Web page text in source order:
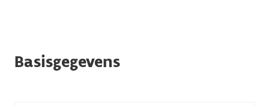
Basisgegevens